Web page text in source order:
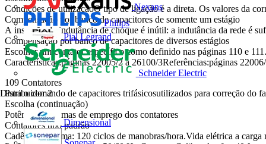
Nexans
Philips
Pial Legrand
Schneider Electric
Distribuidor 2
Dimensional
Condições de utilizaçãoO tipo de ligação é a direta. Os valores da
Compensação por banco de capacitores de somente um estágio
A inserção de indutância de choque é inútil: a indutância da rede é
Compensação por banco de capacitores de diversos estágios
Escolher um contator específico como definido nas páginas 110 e
Características:páginas 22005/2 a 26100/3Referências:páginas
109 Contatores
Para o comando de capacitores trifásicosutilizados para correção do
Escolha (continuação)
Potências máximas de emprego dos contatores
Contatores tipo padrão
Cadência máxima: 120 ciclos de manobras/hora.Vida elétrica a